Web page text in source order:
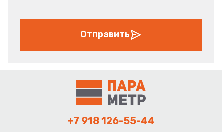
Отправить
+7 918 126-55-44